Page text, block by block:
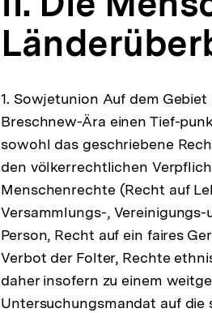
1. Sowjetunion Auf dem
Breschnew-Ära einen Tief-
sowohl das geschriebene
den völkerrechtlichen
Menschenrechte (Recht auf
Versammlungs-,
Person, Recht auf ein faires
Verbot der Folter, Rechte
daher insofern zu einem
Untersuchungsmandat auf